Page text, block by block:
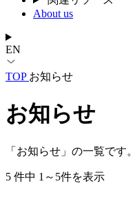
About us
EN
TOP お知らせ
お知らせ
「お知らせ」の一覧です。
5 件中 1～5件を表示